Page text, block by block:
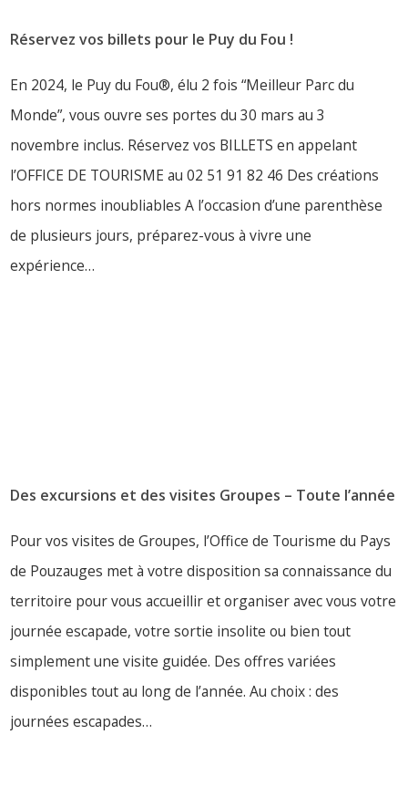
Réservez vos billets pour le Puy du Fou !
En 2024, le Puy du Fou®, élu 2 fois “Meilleur Parc du
Monde”, vous ouvre ses portes du 30 mars au 3
novembre inclus. Réservez vos BILLETS en appelant
l’OFFICE DE TOURISME au 02 51 91 82 46 Des créations
hors normes inoubliables A l’occasion d’une parenthèse
de plusieurs jours, préparez-vous à vivre une
expérience…
Des excursions et des visites Groupes – Toute l’année
Pour vos visites de Groupes, l’Office de Tourisme du Pays
de Pouzauges met à votre disposition sa connaissance du
territoire pour vous accueillir et organiser avec vous votre
journée escapade, votre sortie insolite ou bien tout
simplement une visite guidée. Des offres variées
disponibles tout au long de l’année. Au choix : des
journées escapades…